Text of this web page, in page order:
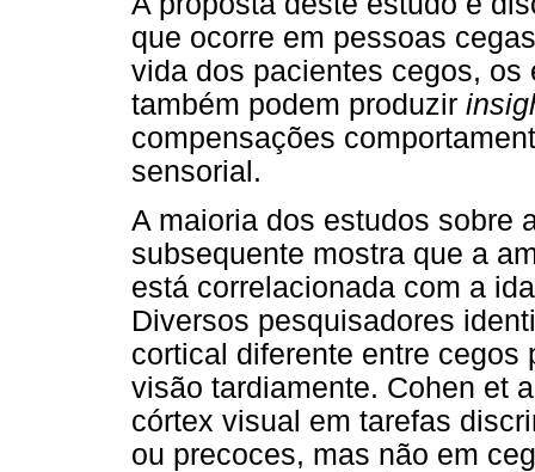
que ocorre em pessoas
vida dos pacientes cegos,
também podem produzir
compensações
sensorial.
A maioria dos estudos sobre
subsequente mostra que a
está correlacionada com a
Diversos pesquisadores
cortical diferente entre cegos
visão tardiamente. Cohen et
córtex visual em tarefas
ou precoces, mas não em